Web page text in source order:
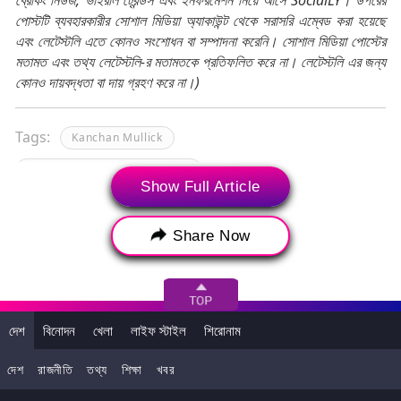
পোস্টটি ব্যবহারকারীর সোশাল মিডিয়া অ্যাকাউন্ট থেকে সরাসরি এম্বেড করা হয়েছে
এবং লেটেস্টলি এতে কোনও সংশোধন বা সম্পাদনা করেনি। সোশাল মিডিয়া পোস্টের
মতামত এবং তথ্য লেটেস্টলি-র মতামতকে প্রতিফলিত করে না। লেটেস্টলি এর জন্য
কোনও দায়বদ্ধতা বা দায় গ্রহণ করে না।)
Tags: Kanchan Mullick
Sreemoyee Chattoraj Mullick
Sreemoyee Chattoraj Mullick's Birthday
শ্রীময়ী চট্টরাজ মল্লিক টলিউড
Show Full Article
Share Now
দেশ বিনোদন খেলা লাইফ স্টাইল শিরোনাম
দেশ রাজনীতি তথ্য শিক্ষা খবর